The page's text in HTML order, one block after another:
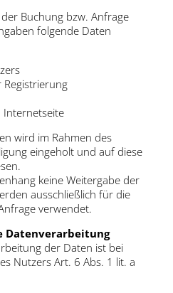
Buchung bzw. Anfrage
folgende Daten
Internetseite
wird im Rahmen des
eingeholt und auf diese
keine Weitergabe der
ausschließlich für die
verwendet.
Datenverarbeitung
der Daten ist bei
Nutzers Art. 6 Abs. 1 lit. a